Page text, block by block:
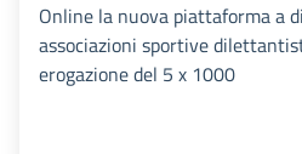
Online la nuova piattaforma a
associazioni sportive
erogazione del 5 x 1000